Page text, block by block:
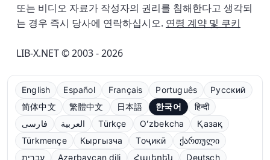
또는 비디오 자료가 작성자의 권리를 침해한다고 생각되
는 경우 즉시 당사에 연락하십시오. 연령 계약 및 쿠키
LIB-X.NET © 2003 - 2026
English Español Français Português
Русский
简体中文
繁體中文 日本語 한국어
हिन्दी
فارسی
العربية Türkçe Oʻzbekcha
Қазақ
Türkmençe
Кыргызча Тоҷикӣ
ქართული
עברית
Azərbaycan dili Հայերեն Deutsch